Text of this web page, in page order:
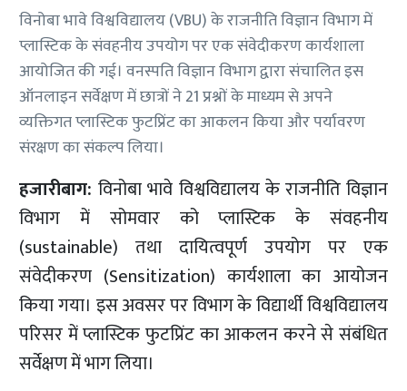
विनोबा भावे विश्वविद्यालय (VBU) के राजनीति विज्ञान विभाग में
प्लास्टिक के संवहनीय उपयोग पर एक संवेदीकरण कार्यशाला
आयोजित की गई। वनस्पति विज्ञान विभाग द्वारा संचालित इस
ऑनलाइन सर्वेक्षण में छात्रों ने 21 प्रश्नों के माध्यम से अपने
व्यक्तिगत प्लास्टिक फुटप्रिंट का आकलन किया और पर्यावरण
संरक्षण का संकल्प लिया।
हजारीबाग:विनोबा भावे विश्वविद्यालय के राजनीति विज्ञान
विभाग में सोमवार को प्लास्टिक के संवहनीय
(sustainable) तथा दायित्वपूर्ण उपयोग पर एक
संवेदीकरण (Sensitization) कार्यशाला का आयोजन
किया गया। इस अवसर पर विभाग के विद्यार्थी विश्वविद्यालय
परिसर में प्लास्टिक फुटप्रिंट का आकलन करने से संबंधित
सर्वेक्षण में भाग लिया।